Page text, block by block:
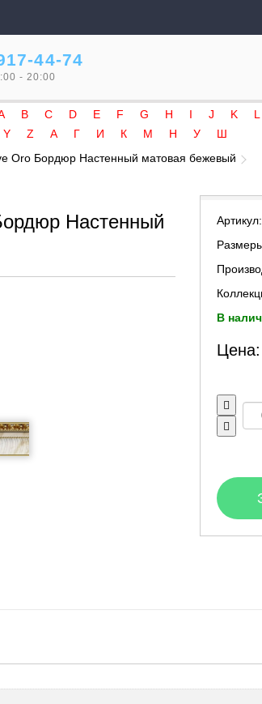
44-74
- 20:00
B C D E F G H I J K L
Y Z А Г И К М Н У
Ш
Oro Бордюр Настенный матовая бежевый
Настенный
Артикул:
В